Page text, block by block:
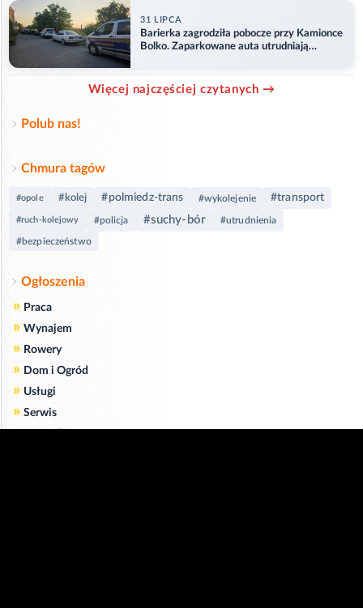
31 LIPCA
Barierka zagrodziła pobocze przy Kamionce
Bolko. Zaparkowane auta utrudniają
Więcej najczęściej czytanych →
Polub nas!
Chmura tagów
#opole #kolej #polmiedz-trans #wykolejenie #transport
#ruch-kolejowy #policja #suchy-bór #utrudnienia
#bezpieczeństwo
Ogłoszenia
» Praca
» Wynajem
» Rowery
» Dom i Ogród
» Usługi
» Serwis
»